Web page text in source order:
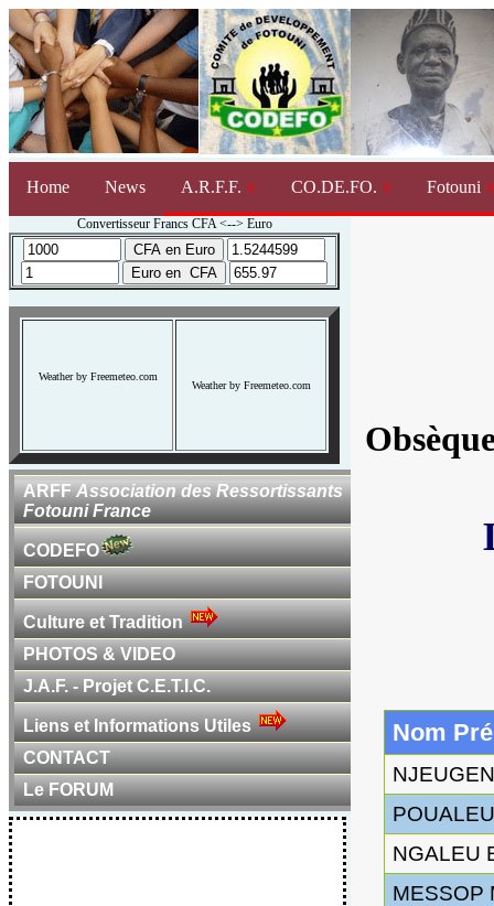
Home News A.R.F.F. CO.DE.FO. Fotouni
Convertisseur Francs CFA <--> Euro
Weather by Freemeteo.com
Weather by Freemeteo.com
ARFFAssociation des Ressortissants
Fotouni France
CODEFO
FOTOUNI
Culture et Tradition
PHOTOS & VIDEO
J.A.F. - Projet C.E.T.I.C.
Liens et Informations Utiles
CONTACT
Le FORUM
Nom
NGALEU
MESSOP